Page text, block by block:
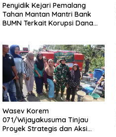
Penyidik Kejari Pemalang
Tahan Mantan Mantri Bank
BUMN Terkait Korupsi Dana
Wasev Korem
071/Wijayakusuma Tinjau
Proyek Strategis dan Aksi